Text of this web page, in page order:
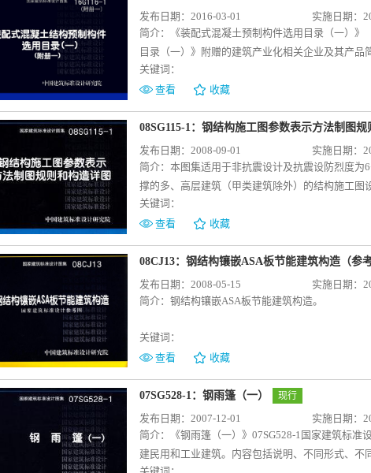
图集15J939-1《装配式混凝土结构住宅建筑设计示
方便专业之间相互配套使用及参考。 本图集符
示例所编内容较全面，充分体现装配式混凝土剪力
则，既是设计人员完成装配式混凝土剪力墙结构施
施装配式混凝土剪力墙结构施工图表示方法的依据。
发布日期：2016-03-01 实施日期：
简介：
《装配式混凝土预制构件选用目录（一）
目录（一）》附赠的建筑产业化相关企业及其产品
关键词：
查看
收藏
08SG115-1：钢结构施工图参数表示方法制图规
发布日期：2008-09-01 实施日期：
简介： 本图集适用于非抗震设计及抗震设防烈度为
撑的多、高层建筑（甲类建筑除外）的结构施工
点的节点参数表示方法制图规则、平立面布置图、
施工图节点参数表示方法，可显著提高钢结构设计
设计出合理的钢结构节点；可使钢结构的加工制作
关键词：
查看
收藏
08CJ13：钢结构镶嵌ASA板节能建筑构造（参考
发布日期：2008-05-15 实施日期：
简介： 钢结构镶嵌ASA板节能建筑构造。
关键词：
查看
收藏
07SG528-1：钢雨篷（一） 现行
发布日期：2007-12-01 实施日期：
简介：
《钢雨篷（一）》07SG528-1国家建筑标
建民用和工业建筑。内容包括说明、不同形式、